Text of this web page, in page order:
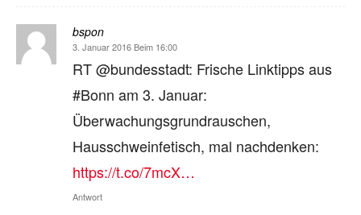
bspon
3. Januar 2016 Beim 16:00
RT @bundesstadt: Frische Linktipps aus
#Bonn am 3. Januar:
Überwachungsgrundrauschen,
Hausschweinfetisch, mal nachdenken:
https://t.co/7mcX…
Antwort